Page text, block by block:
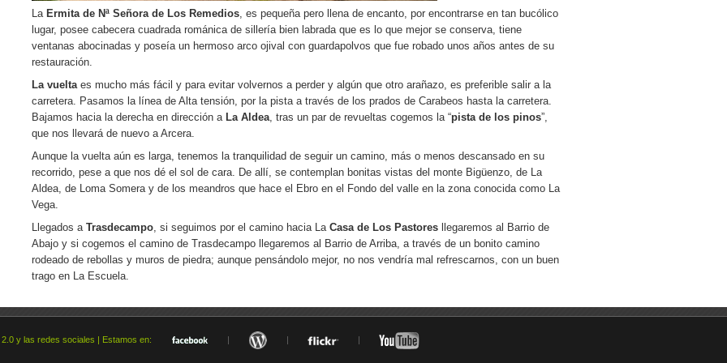
La Ermita de Nª Señora de Los Remedios, es pequeña pero llena de encanto, por encontrarse en tan bucólico
lugar, posee cabecera cuadrada románica de sillería bien labrada que es lo que mejor se conserva, tiene
ventanas abocinadas y poseía un hermoso arco ojival con guardapolvos que fue robado unos años antes de su
restauración.
La vueltaes mucho más fácil y para evitar volvernos a perder y algún que otro arañazo, es preferible salir a la
carretera. Pasamos la línea de Alta tensión, por la pista a través de los prados de Carabeos hasta la carretera.
Bajamos hacia la derecha en dirección a La Aldea, tras un par de revueltas cogemos la “pista de los pinos”,
que nos llevará de nuevo a Arcera.
Aunque la vuelta aún es larga, tenemos la tranquilidad de seguir un camino, más o menos descansado en su
recorrido, pese a que nos dé el sol de cara. De allí, se contemplan bonitas vistas del monte Bigüenzo, de La
Aldea, de Loma Somera y de los meandros que hace el Ebro en el Fondo del valle en la zona conocida como La
Vega.
Llegados a Trasdecampo, si seguimos por el camino hacia La Casa de Los Pastores llegaremos al Barrio de
Abajo y si cogemos el camino de Trasdecampo llegaremos al Barrio de Arriba, a través de un bonito camino
rodeado de rebollas y muros de piedra; aunque pensándolo mejor, no nos vendría mal refrescarnos, con un buen
trago en La Escuela.
y las redes sociales | Estamos en: | | |